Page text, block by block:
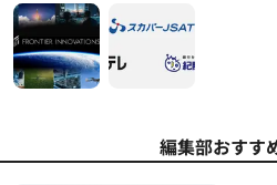
編集部おすす